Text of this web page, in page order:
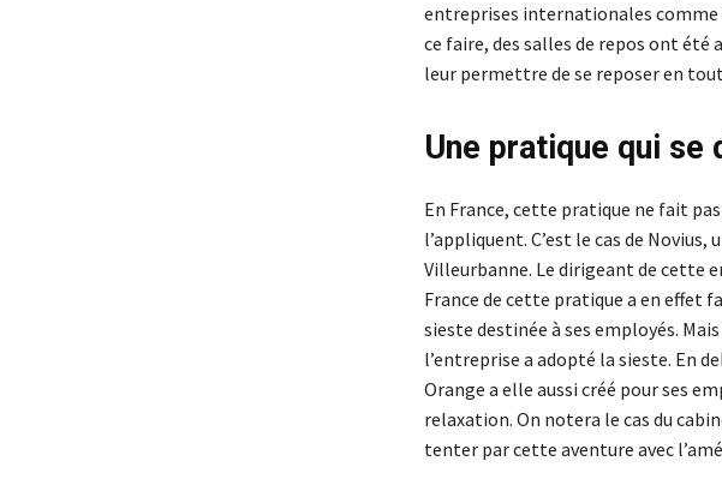
entreprises internationales
ce faire, des salles de repos ont été
leur permettre de se reposer en
Une pratique qui se
En France, cette pratique ne fait
l’appliquent. C’est le cas de
Villeurbanne. Le dirigeant de cette
France de cette pratique a en effet
sieste destinée à ses employés.
l’entreprise a adopté la sieste. En
Orange a elle aussi créé pour ses
relaxation. On notera le cas du
tenter par cette aventure avec